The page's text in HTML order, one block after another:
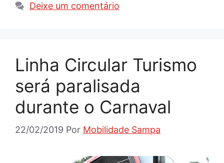
Deixe um comentário
Linha Circular Turismo
será paralisada
durante o Carnaval
22/02/2019 Por Mobilidade Sampa